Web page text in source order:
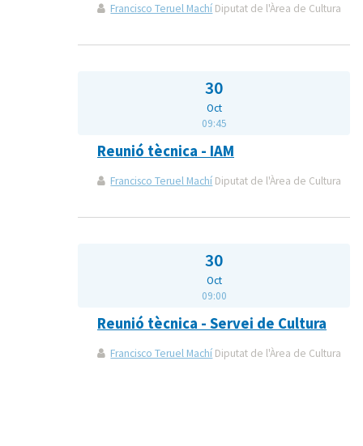
Francisco Teruel Machí Diputat de l'Àrea de Cultura
30
Oct
09:45
Reunió tècnica - IAM
Francisco Teruel Machí Diputat de l'Àrea de Cultura
30
Oct
09:00
Reunió tècnica - Servei de Cultura
Francisco Teruel Machí Diputat de l'Àrea de Cultura